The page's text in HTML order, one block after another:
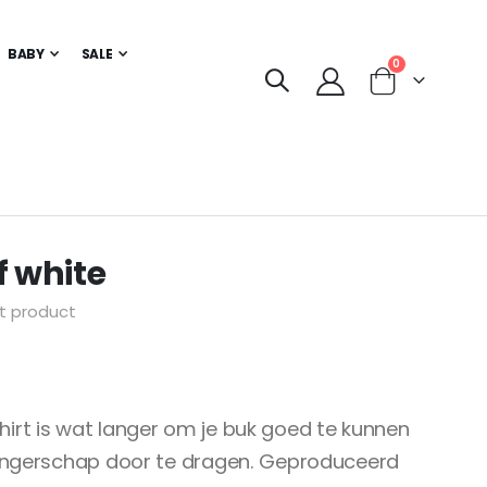
BABY SALE
Cart
0producten
white
product
is wat langer om je buk goed te kunnen
door te dragen. Geproduceerd